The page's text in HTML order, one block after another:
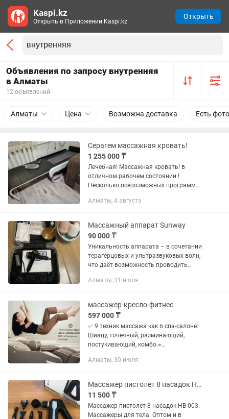
Объявления по запросу внутренняя
в Алматы
12 объявлений
Алматы Цена Возможна доставка Есть фото
Серагем массажная кровать!
1 255 000 ₸
Лечебная! Массажная кровать! в
отличном рабочем состоянии !
Несколько всевозможных программ
кровообращение! Дарит энергию!
от...
Алматы, 4 августа
Массажный аппарат Sunway
90 000 ₸
Уникальность аппарата – в сочетании
терагерцовых и ультразвуковых волн,
что даёт возможность проводить
и массажные оздоровительные сеансы
Алматы, 31 июля
массажер-кресло-фитнес
597 000 ₸
✅ 9 техник массажа как в спа-салоне:
Шиацу, точечный, разминающий,
постукивающий, комбо.=
массажная каретка:Шея, плечи, спина,
Алматы, 30 июля
Массажер пистолет 8 насадок НВ-003. Массажеры. Оптом и в розницу
11 500 ₸
Массажер пистолет 8 насадок НВ-003.
Массажеры для тела. Оптом и в
Kaspi.kz
Открыть в Приложении Kaspi.kz
Открыть